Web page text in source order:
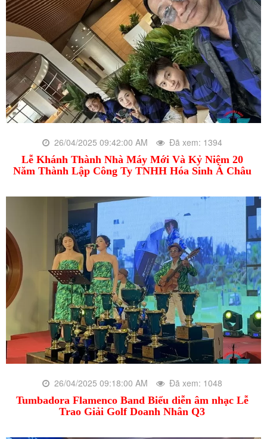
26/04/2025 09:42:00 AM Đã xem: 1394
Lễ Khánh Thành Nhà Máy Mới Và Kỷ Niệm 20
Năm Thành Lập Công Ty TNHH Hóa Sinh Á Châu
26/04/2025 09:18:00 AM Đã xem: 1048
Tumbadora Flamenco Band Biểu diễn âm nhạc Lễ
Trao Giải Golf Doanh Nhân Q3